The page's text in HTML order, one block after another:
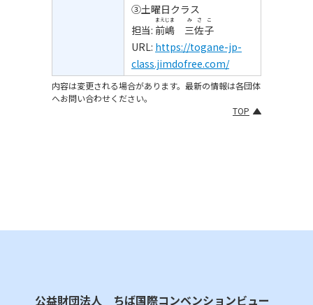
③土曜日クラス
担当: 前嶋
まえじま
三佐子
みさこ
URL: https://togane-jp-
class.jimdofree.com/
内容は変更される場合があります。最新の情報は各団体
へお問い合わせください。
TOP
公益財団法人 ちば国際コンベンションビュー